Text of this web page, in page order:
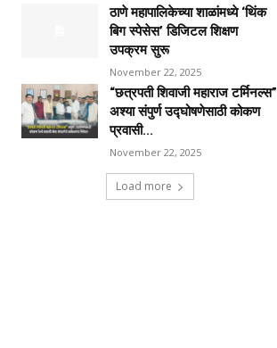
ठाणे महापालिकेच्या शाळांमध्ये ‘थिंक
बिग स्पेसेस’ डिजिटल शिक्षण
उपक्रम सुरू
November 22, 2025
“छत्रपती शिवाजी महाराज टर्मिनल्स”
अश्या संपुर्ण उद्घोषणेसाठी कोकण
प्रवासी...
November 22, 2025
Load more